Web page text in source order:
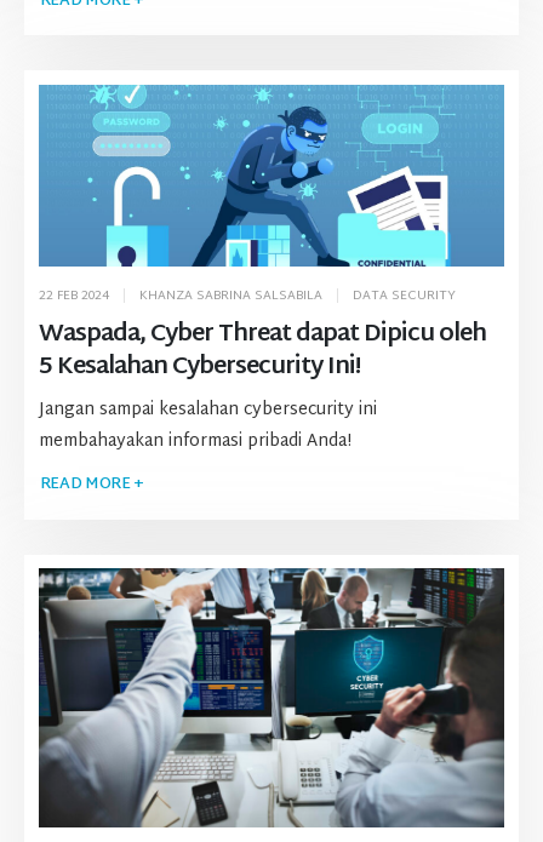
Waspada, Cyber Threat dapat Dipicu oleh
5 Kesalahan Cybersecurity Ini!
22 FEB 2024 KHANZA SABRINA SALSABILA DATA SECURITY
Jangan sampai kesalahan cybersecurity ini
membahayakan informasi pribadi Anda!
READ MORE +